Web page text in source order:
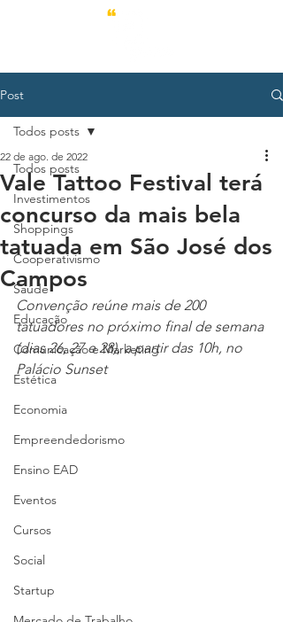
Post
Todos posts
Investimentos
Shoppings
Cooperativismo
Saúde
Educação
Comunicação e Marketing
Estética
Economia
Empreendedorismo
Ensino EAD
Eventos
Cursos
Social
Startup
Todos posts
Vale Tattoo Festival terá
concurso da mais bela
tatuada em São José dos
Campos
22 de ago. de 2022
Convenção reúne mais de 200
tatuadores no próximo final de semana
(dias 26, 27 e 28), a partir das 10h, no
Palácio Sunset